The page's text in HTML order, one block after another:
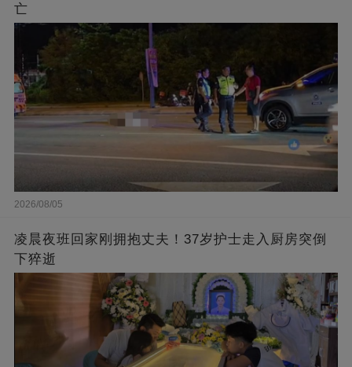
亡
2026/08/05
凌晨夜班回家刚拥抱丈夫！37岁护士走入厨房突倒
下猝逝